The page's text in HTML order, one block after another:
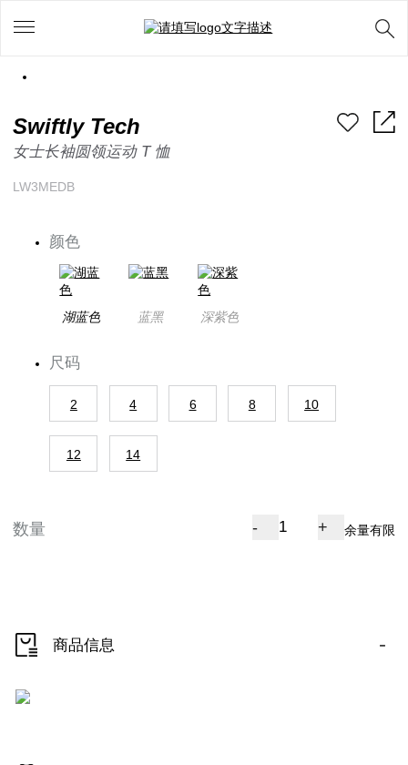
Swiftly Tech
女士长袖圆领运动 T 恤
LW3MEDB
颜色
湖蓝色 蓝黑 深紫色
尺码
2 4 6 8 10
12 14
数量 - + 余量有限
商品信息 -